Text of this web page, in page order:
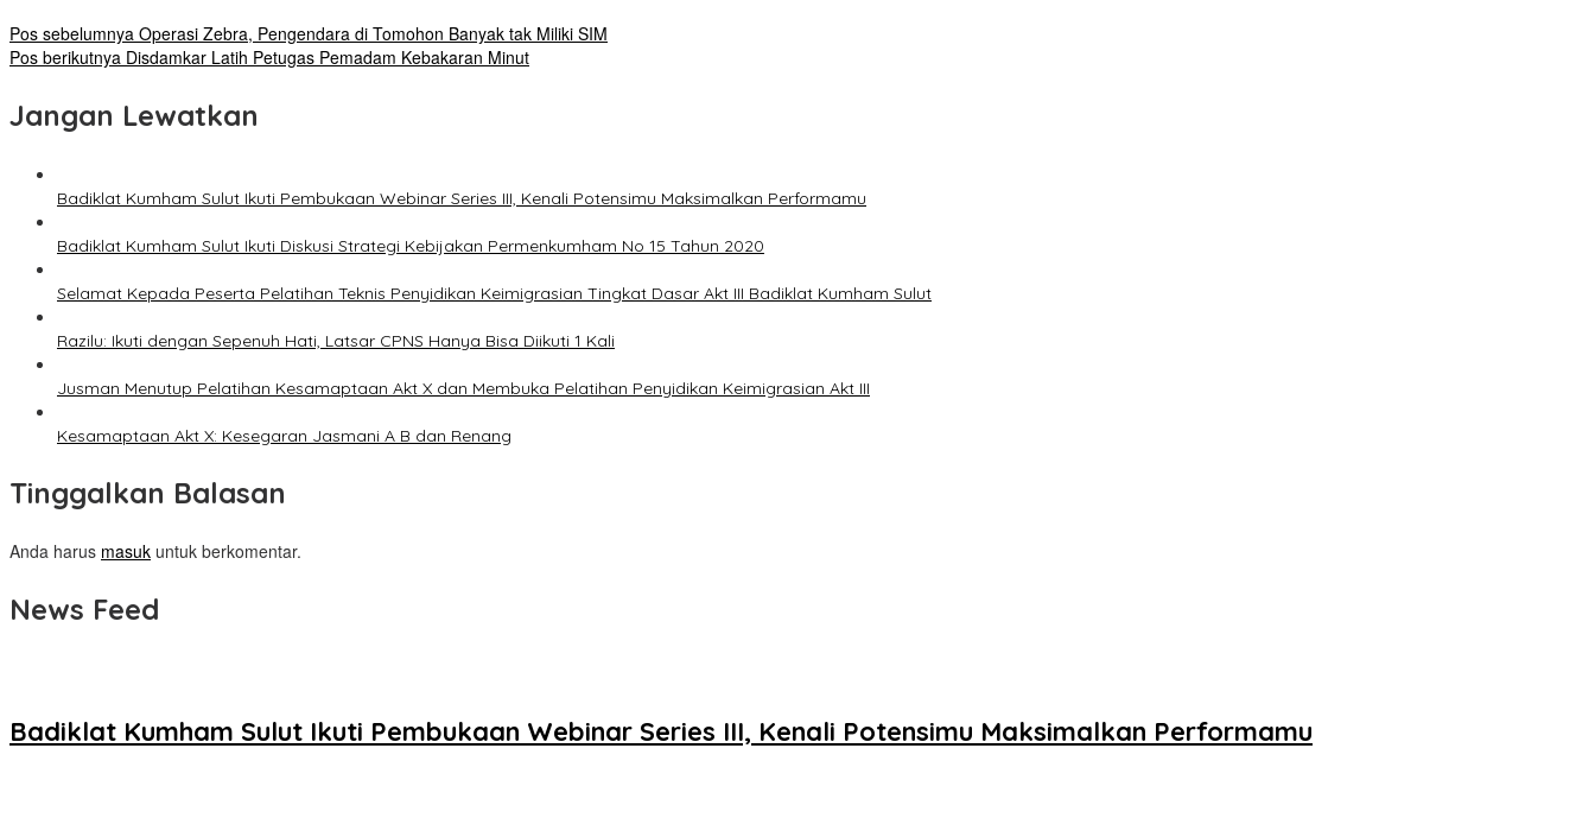
Pos sebelumnya Operasi Zebra, Pengendara di Tomohon Banyak tak Miliki SIM
Pos berikutnya Disdamkar Latih Petugas Pemadam Kebakaran Minut
Jangan Lewatkan
Badiklat Kumham Sulut Ikuti Pembukaan Webinar Series III, Kenali Potensimu Maksimalkan Performamu
Badiklat Kumham Sulut Ikuti Diskusi Strategi Kebijakan Permenkumham No 15 Tahun 2020
Selamat Kepada Peserta Pelatihan Teknis Penyidikan Keimigrasian Tingkat Dasar Akt III Badiklat Kumham Sulut
Razilu: Ikuti dengan Sepenuh Hati, Latsar CPNS Hanya Bisa Diikuti 1 Kali
Jusman Menutup Pelatihan Kesamaptaan Akt X dan Membuka Pelatihan Penyidikan Keimigrasian Akt III
Kesamaptaan Akt X: Kesegaran Jasmani A B dan Renang
Tinggalkan Balasan
Anda harus masuk untuk berkomentar.
News Feed
Badiklat Kumham Sulut Ikuti Pembukaan Webinar Series III, Kenali Potensimu Maksimalkan Performamu